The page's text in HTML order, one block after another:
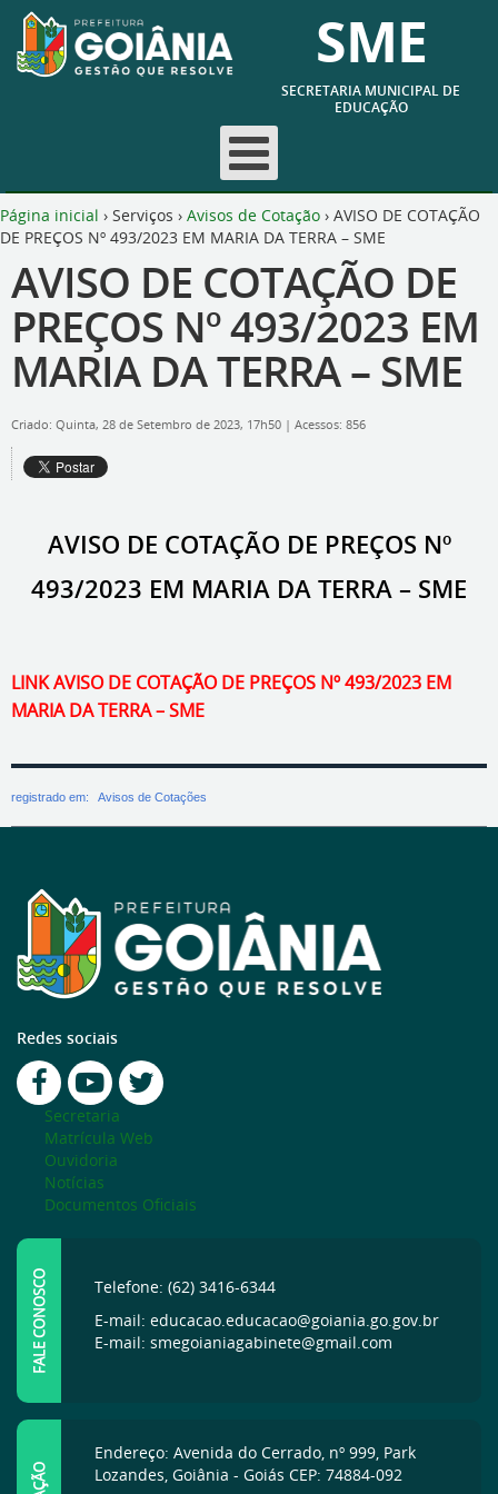
SME
SECRETARIA MUNICIPAL DE
EDUCAÇÃO
Página inicial › Serviços › Avisos de Cotação › AVISO DE COTAÇÃO
DE PREÇOS Nº 493/2023 EM MARIA DA TERRA – SME
AVISO DE COTAÇÃO DE
PREÇOS Nº 493/2023 EM
MARIA DA TERRA – SME
Criado: Quinta, 28 de Setembro de 2023, 17h50 | Acessos: 856
AVISO DE COTAÇÃO DE PREÇOS Nº
493/2023 EM MARIA DA TERRA – SME
LINK AVISO DE COTAÇÃO DE PREÇOS Nº 493/2023 EM
MARIA DA TERRA – SME
registrado em: Avisos de Cotações
Redes sociais
Secretaria
Matrícula Web
Ouvidoria
Notícias
Documentos Oficiais
FALE CONOSCO
Telefone: (62) 3416-6344
E-mail: educacao.educacao@goiania.go.gov.br
E-mail: smegoianiagabinete@gmail.com
Endereço: Avenida do Cerrado, nº 999, Park
Lozandes, Goiânia - Goiás CEP: 74884-092